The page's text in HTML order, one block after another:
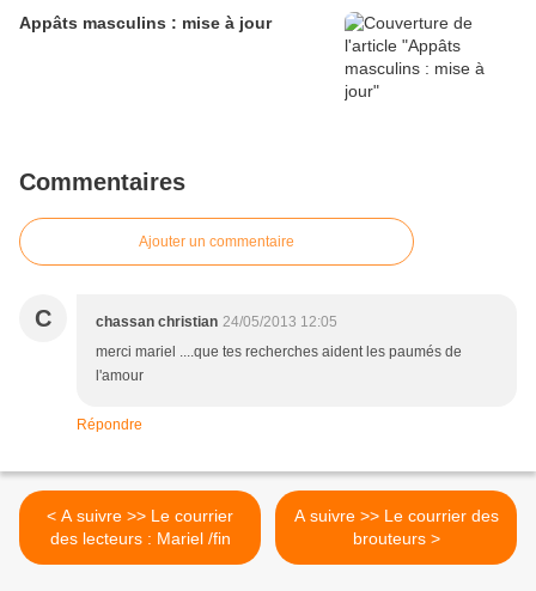
Appâts masculins : mise à jour
Commentaires
Ajouter un commentaire
C chassan christian 24/05/2013 12:05
merci mariel ....que tes recherches aident les paumés de
l'amour
Répondre
< A suivre >> Le courrier
des lecteurs : Mariel /fin
A suivre >> Le courrier des
brouteurs >